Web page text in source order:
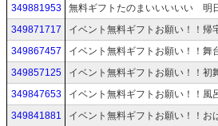
349881953
349871717
349867457
349857125
349847653
349841881